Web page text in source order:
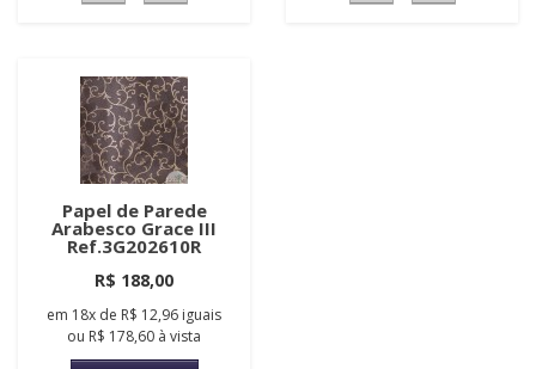
Papel de Parede
Arabesco Grace III
Ref.3G202610R
R$ 188,00
em 18x de R$ 12,96 iguais
ou R$ 178,60 à vista